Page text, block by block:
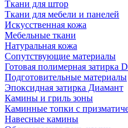
Ткани для штор
Ткани для мебели и панелей
Искусственная кожа
Мебельные ткани
Натуральная кожа
Сопутствующие материалы
Готовая полимерная
Подготовительные материалы
Эпоксидная затирка Диамант
Камины и гриль зоны
Каминные топки с
Навесные камины